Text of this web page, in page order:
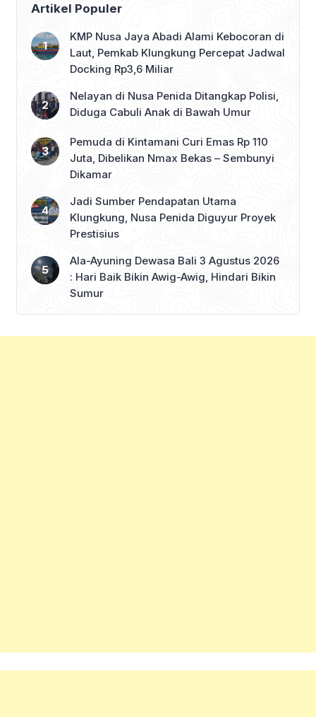
Artikel Populer
KMP Nusa Jaya Abadi Alami Kebocoran di
Laut, Pemkab Klungkung Percepat Jadwal
Docking Rp3,6 Miliar
Nelayan di Nusa Penida Ditangkap Polisi,
Diduga Cabuli Anak di Bawah Umur
Pemuda di Kintamani Curi Emas Rp 110
Juta, Dibelikan Nmax Bekas – Sembunyi
Dikamar
Jadi Sumber Pendapatan Utama
Klungkung, Nusa Penida Diguyur Proyek
Prestisius
Ala-Ayuning Dewasa Bali 3 Agustus 2026
: Hari Baik Bikin Awig-Awig, Hindari Bikin
Sumur